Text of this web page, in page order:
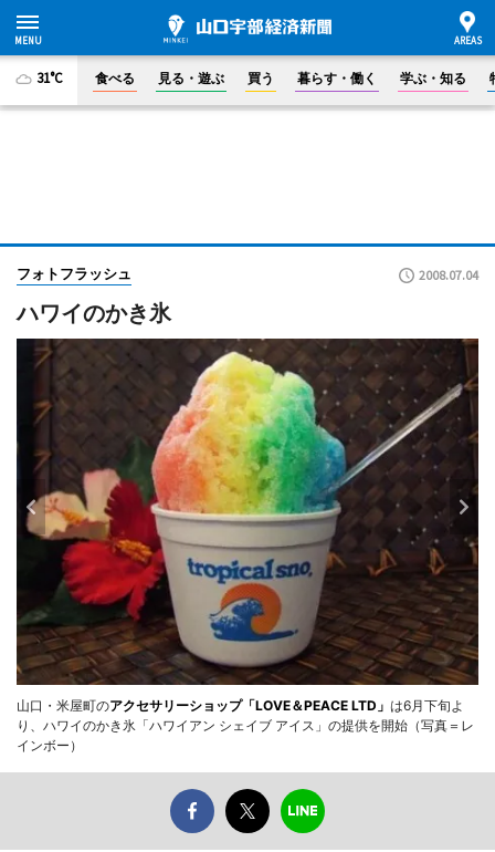
31°C 食べる 見る・遊ぶ 買う 暮らす・働く 学ぶ・知る
フォトフラッシュ 2008.07.04
ハワイのかき氷
山口・米屋町のアクセサリーショップ「LOVE＆PEACE LTD」 は6月下旬よ
り、ハワイのかき氷「ハワイアン シェイブ アイス」の提供を開始（写真＝レ
インボー）